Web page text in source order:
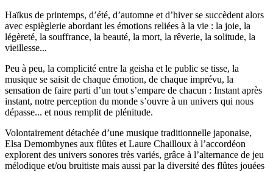
Haïkus de printemps, d’été, d’automne et d’hiver se succèdent alors
avec espièglerie abordant les émotions reliées à la vie : la joie, la
légèreté, la souffrance, la beauté, la mort, la rêverie, la solitude, la
vieillesse...
Peu à peu, la complicité entre la geisha et le public se tisse, la
musique se saisit de chaque émotion, de chaque imprévu, la
sensation de faire parti d’un tout s’empare de chacun : Instant après
instant, notre perception du monde s’ouvre à un univers qui nous
dépasse... et nous remplit de plénitude.
Volontairement détachée d’une musique traditionnelle japonaise,
Elsa Demombynes aux flûtes et Laure Chailloux à l’accordéon
explorent des univers sonores très variés, grâce à l’alternance de jeu
mélodique et/ou bruitiste mais aussi par la diversité des flûtes jouées